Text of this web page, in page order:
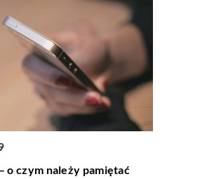
Jak szybko skompletować firmową flotę
pojazdów?
Założenie własnej firmy zawsze wiąże się z
dużym wydatkiem. Jeśli przedsiębiorstwo
opiera swoją działalność na flocie pojazdów,
to koszty zwiększają […]